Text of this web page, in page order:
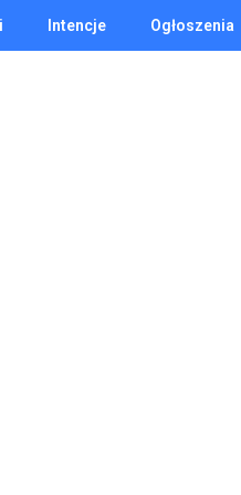
Intencje Ogłoszenia